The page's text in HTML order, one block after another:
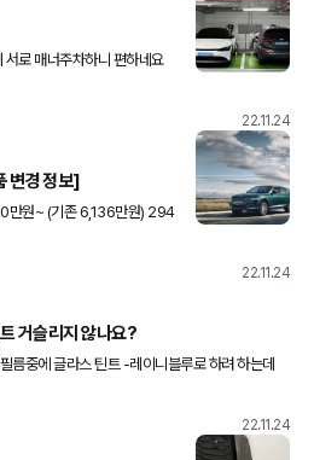
로 매너주차하니 편하네요
22.11.24
변경 정보]
기존 6,706만원) 293만원
22.11.24
거슬리지 않나요?
름중에 글라스 틴트 -레이니블루로 하려 하는데
? 저녁에 거
22.11.24